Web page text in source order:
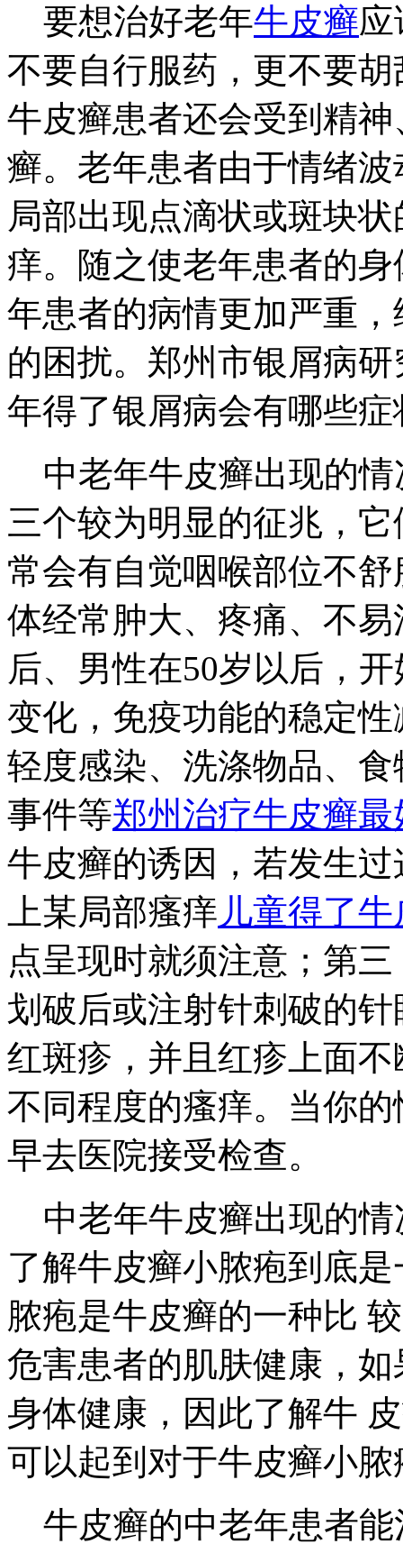
要想治好老年牛皮癣
不要自行服药，更不要
牛皮癣患者还会受到精
癣。老年患者由于情绪
局部出现点滴状或斑块
痒。随之使老年患者的
年患者的病情更加严重
的困扰。郑州市银屑病
年得了银屑病会有哪些症
中老年牛皮癣出现的情
三个较为明显的征兆，
常会有自觉咽喉部位不
体经常肿大、疼痛、不
后、男性在50岁以后，
变化，免疫功能的稳定
轻度感染、洗涤物品、
事件等郑州治疗牛皮癣
牛皮癣的诱因，若发生
上某局部瘙痒 儿童得了
点呈现时就须注意；第
划破后或注射针刺破的
红斑疹，并且红疹上面
不同程度的瘙痒。当你
早去医院接受检查。
中老年牛皮癣出现的情
了解牛皮癣小脓疱到底
脓疱是牛皮癣的一种比
危害患者的肌肤健康，
身体健康，因此了解牛
可以起到对于牛皮癣小
牛皮癣的中老年患者能